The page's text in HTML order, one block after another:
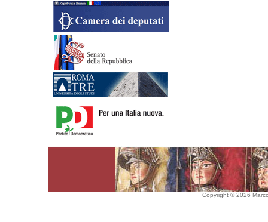
Copyright © 2026